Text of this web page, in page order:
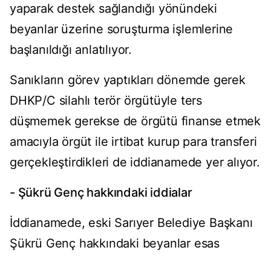
yaparak destek sağlandığı yönündeki
beyanlar üzerine soruşturma işlemlerine
başlanıldığı anlatılıyor.
Sanıkların görev yaptıkları dönemde gerek
DHKP/C silahlı terör örgütüyle ters
düşmemek gerekse de örgütü finanse etmek
amacıyla örgüt ile irtibat kurup para transferi
gerçekleştirdikleri de iddianamede yer alıyor.
- Şükrü Genç hakkındaki iddialar
İddianamede, eski Sarıyer Belediye Başkanı
Şükrü Genç hakkındaki beyanlar esas